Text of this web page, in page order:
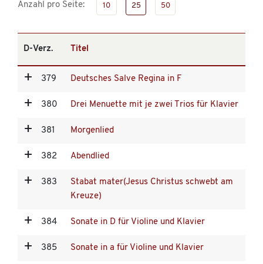
Anzahl pro Seite: 10 25 50
D-Verz. Titel
379 Deutsches Salve Regina in F
380 Drei Menuette mit je zwei Trios für Klavier
381 Morgenlied
382 Abendlied
383
Stabat mater(Jesus Christus schwebt am
Kreuze)
384 Sonate in D für Violine und Klavier
385 Sonate in a für Violine und Klavier